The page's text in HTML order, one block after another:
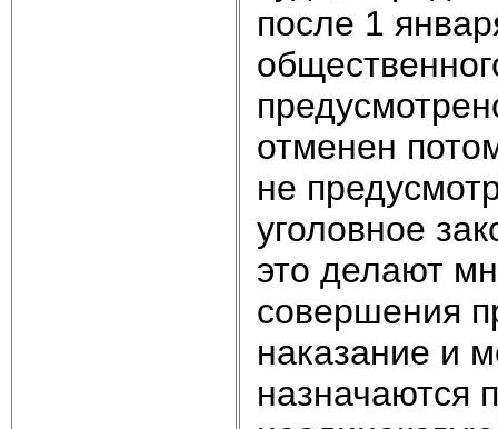
после 1
отменен
не
уголовное
это делают
совершения
наказание и
назначаются